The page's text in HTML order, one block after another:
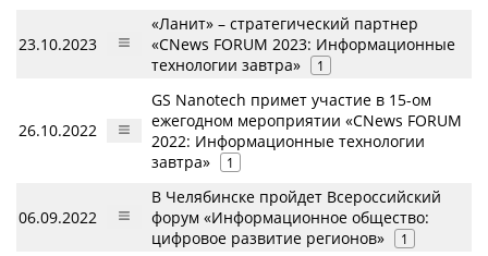
23.10.2023
«Ланит» – стратегический партнер
«CNews FORUM 2023: Информационные
технологии завтра»
1
26.10.2022
GS Nanotech примет участие в 15-ом
ежегодном мероприятии «CNews FORUM
2022: Информационные технологии
завтра»
1
06.09.2022
В Челябинске пройдет Всероссийский
форум «Информационное общество:
цифровое развитие регионов»
1